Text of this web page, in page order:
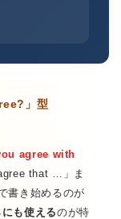
」型
agree with
that …」ま
書き始めるのが
も使えるのが特